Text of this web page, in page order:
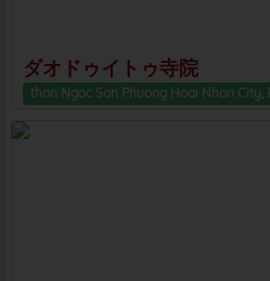
ダオドゥイトゥ寺院
thon Ngoc Son Phuong Hoai Nhon City,